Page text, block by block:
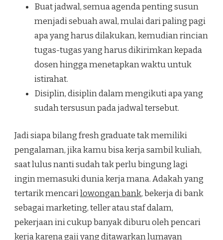
Buat jadwal, semua agenda penting susun
menjadi sebuah awal, mulai dari paling pagi
apa yang harus dilakukan, kemudian rincian
tugas-tugas yang harus dikirimkan kepada
dosen hingga menetapkan waktu untuk
istirahat.
Disiplin, disiplin dalam mengikuti apa yang
sudah tersusun pada jadwal tersebut.
Jadi siapa bilang fresh graduate tak memiliki
pengalaman, jika kamu bisa kerja sambil kuliah,
saat lulus nanti sudah tak perlu bingung lagi
ingin memasuki dunia kerja mana. Adakah yang
tertarik mencarilowongan bank, bekerja di bank
sebagai marketing, teller atau staf dalam,
pekerjaan ini cukup banyak diburu oleh pencari
kerja karena gaji yang ditawarkan lumayan